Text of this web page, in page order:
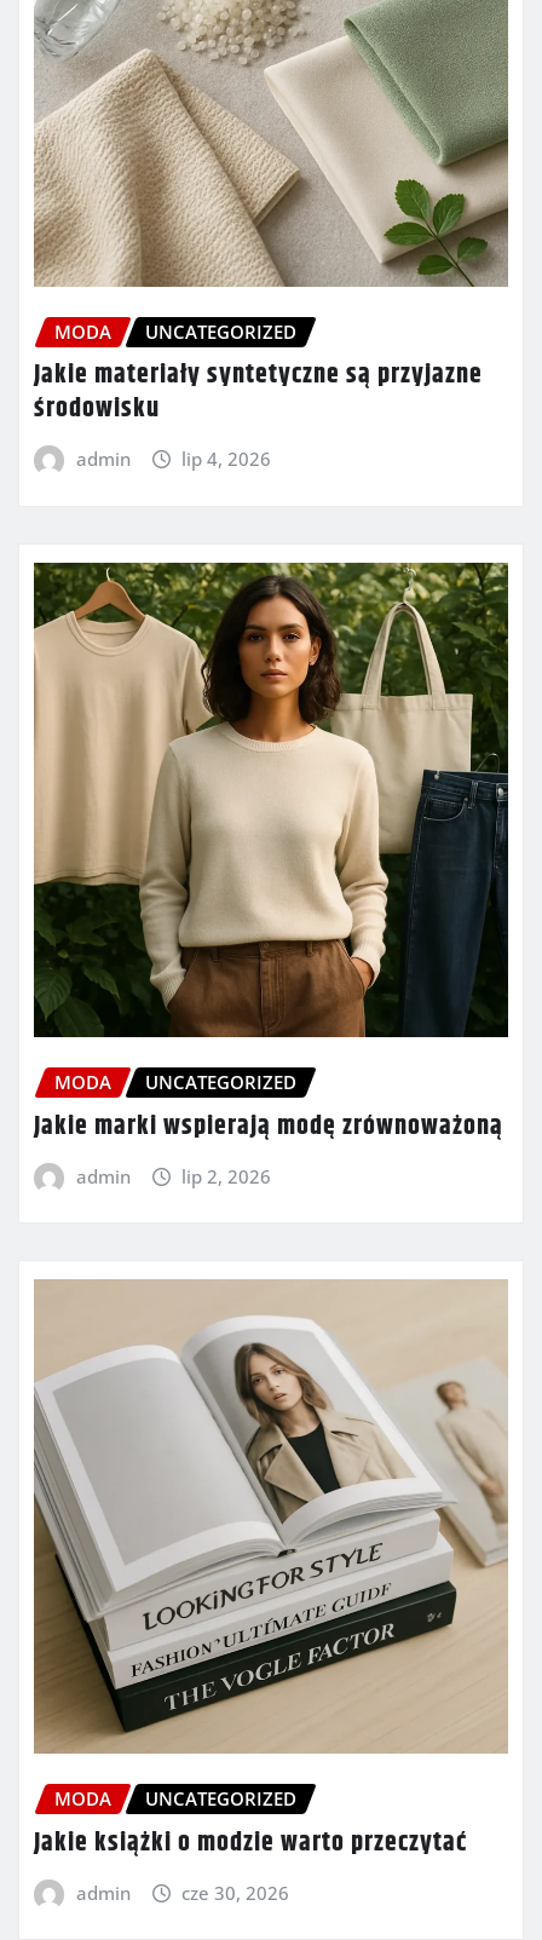
MODA UNCATEGORIZED
Jakie materiały syntetyczne są przyjazne
środowisku
admin lip 4, 2026
MODA UNCATEGORIZED
Jakie marki wspierają modę zrównoważoną
admin lip 2, 2026
MODA UNCATEGORIZED
Jakie książki o modzie warto przeczytać
admin cze 30, 2026